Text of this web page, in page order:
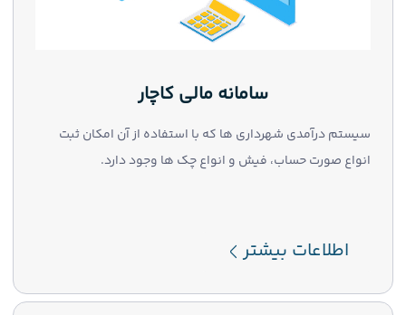
سامانه مالی کاچار
سیستم درآمدی شهرداری ها که با استفاده از آن امکان ثبت
انواع صورت حساب، فیش و انواع چک ها وجود دارد.
اطلاعات بیشتر